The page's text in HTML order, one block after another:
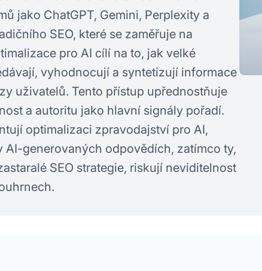
jako ChatGPT, Gemini, Perplexity a
SEO, které se zaměřuje na
pro AI cílí na to, jak velké
vyhodnocují a syntetizují informace
uživatelů. Tento přístup upřednostňuje
a autoritu jako hlavní signály pořadí.
optimalizaci zpravodajství pro AI,
AI-generovaných odpovědích, zatímco ty,
SEO strategie, riskují neviditelnost